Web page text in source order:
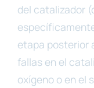
del catalizador
etapa posterior
fallas en el
oxígeno o en el